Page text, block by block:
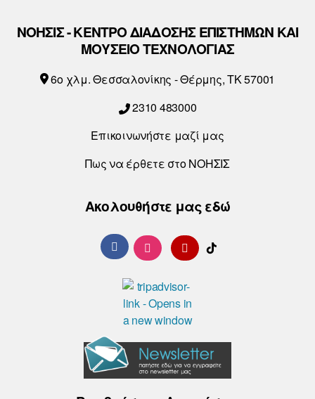
ΝΟΗΣΙΣ - ΚΕΝΤΡΟ ΔΙΑΔΟΣΗΣ ΕΠΙΣΤΗΜΩΝ ΚΑΙ
ΜΟΥΣΕΙΟ ΤΕΧΝΟΛΟΓΙΑΣ
6o χλμ. Θεσσαλονίκης - Θέρμης, ΤΚ 57001
2310 483000
Επικοινωνήστε μαζί μας
Πως να έρθετε στο ΝΟΗΣΙΣ
Ακολουθήστε μας εδώ